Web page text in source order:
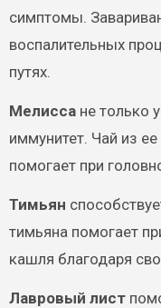
симптомы.
воспалительных
путях.
Мелиссане только
иммунитет. Чай из
помогает при
Тимьян
тимьяна помогает
кашля благодаря
Лавровый лист